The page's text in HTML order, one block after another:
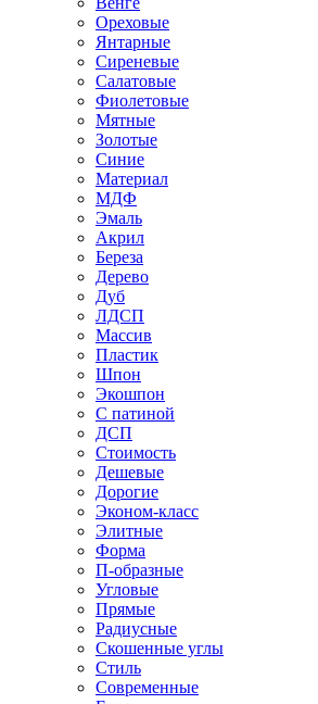
Ореховые
Янтарные
Сиреневые
Салатовые
Фиолетовые
Мятные
Золотые
Синие
Материал
МДФ
Эмаль
Акрил
Береза
Дерево
Дуб
ЛДСП
Массив
Пластик
Шпон
Экошпон
С патиной
ДСП
Стоимость
Дешевые
Дорогие
Эконом-класс
Элитные
Форма
П-образные
Угловые
Прямые
Радиусные
Скошенные углы
Стиль
Современные